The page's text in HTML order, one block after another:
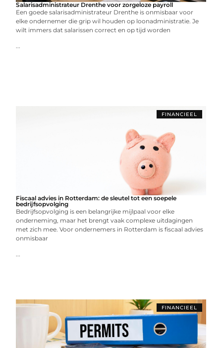
Salarisadministrateur Drenthe voor zorgeloze payroll
Een goede salarisadministrateur Drenthe is onmisbaar voor
elke ondernemer die grip wil houden op loonadministratie. Je
wilt immers dat salarissen correct en op tijd worden
...
FINANCIEEL
Fiscaal advies in Rotterdam: de sleutel tot een soepele
bedrijfsopvolging
Bedrijfsopvolging is een belangrijke mijlpaal voor elke
onderneming, maar het brengt vaak complexe uitdagingen
met zich mee. Voor ondernemers in Rotterdam is fiscaal advies
onmisbaar
...
FINANCIEEL